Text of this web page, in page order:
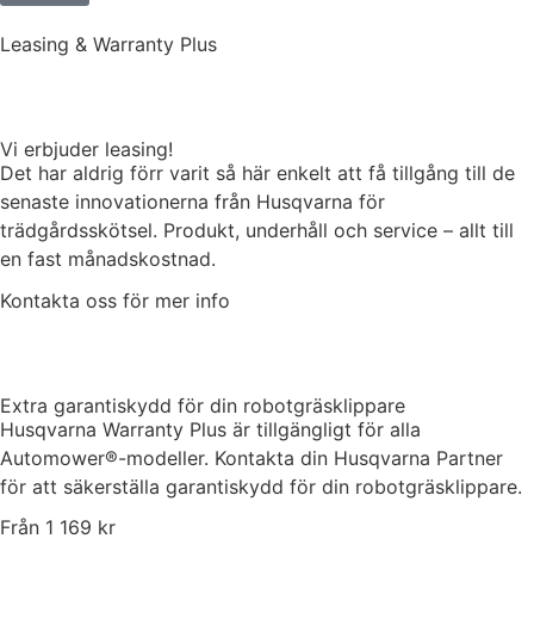
Leasing & Warranty Plus
Vi erbjuder leasing!
Det har aldrig förr varit så här enkelt att få tillgång till de
senaste innovationerna från Husqvarna för
trädgårdsskötsel. Produkt, underhåll och service – allt till
en fast månadskostnad.
Kontakta oss för mer info
Extra garantiskydd för din robotgräsklippare
Husqvarna Warranty Plus är tillgängligt för alla
Automower®-modeller. Kontakta din Husqvarna Partner
för att säkerställa garantiskydd för din robotgräsklippare.
Från 1 169 kr